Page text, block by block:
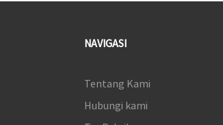
NAVIGASI
Tentang Kami
Hubungi kami